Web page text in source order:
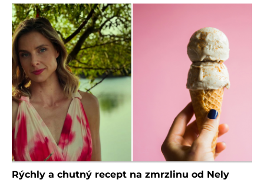
Rýchly a chutný recept na zmrzlinu od Nely